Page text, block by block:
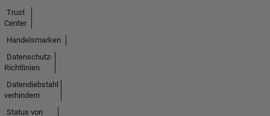
Trust
Center
Handelsmarken
Datenschutz-
Richtlinien
Datendiebstahl
verhindern
Status von